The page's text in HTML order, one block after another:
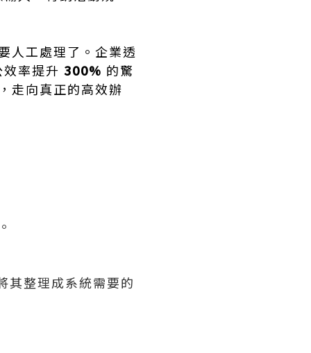
人工處理了。企業透
率提升 300% 的驚
走向真正的高效辦
其整理成系統需要的